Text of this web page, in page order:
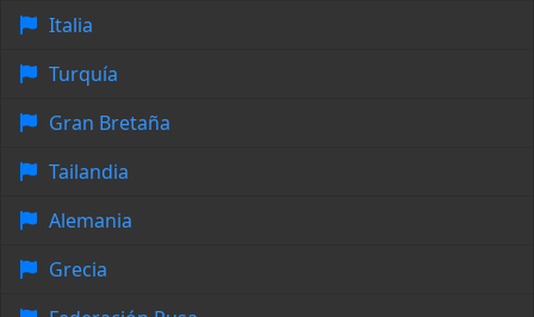
Italia
Turquía
Gran Bretaña
Tailandia
Alemania
Grecia